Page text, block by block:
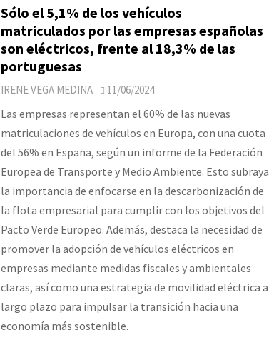
Sólo el 5,1% de los vehículos
matriculados por las empresas españolas
son eléctricos, frente al 18,3% de las
portuguesas
IRENE VEGA MEDINA 11/06/2024
Las empresas representan el 60% de las nuevas
matriculaciones de vehículos en Europa, con una cuota
del 56% en España, según un informe de la Federación
Europea de Transporte y Medio Ambiente. Esto subraya
la importancia de enfocarse en la descarbonización de
la flota empresarial para cumplir con los objetivos del
Pacto Verde Europeo. Además, destaca la necesidad de
promover la adopción de vehículos eléctricos en
empresas mediante medidas fiscales y ambientales
claras, así como una estrategia de movilidad eléctrica a
largo plazo para impulsar la transición hacia una
economía más sostenible.